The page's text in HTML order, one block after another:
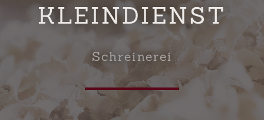
KLEINDIENST
Schreinerei